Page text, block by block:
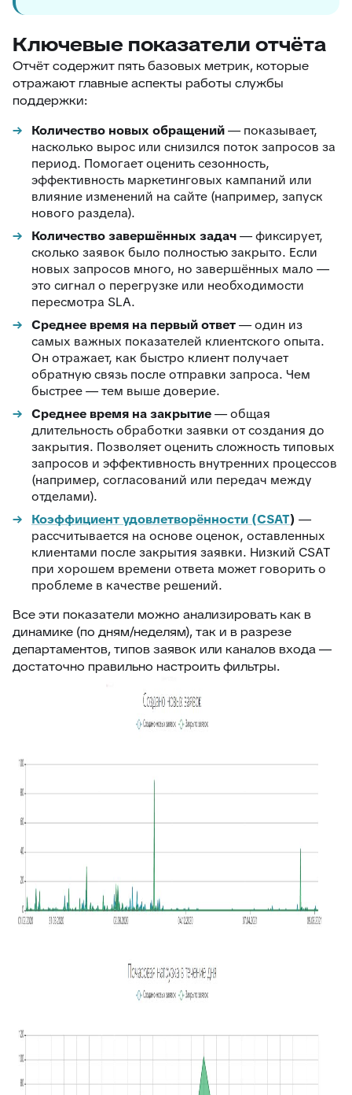
Ключевые показатели отчёта
Отчёт содержит пять базовых метрик, которые
отражают главные аспекты работы службы
поддержки:
Количество новых обращений— показывает,
насколько вырос или снизился поток запросов за
период. Помогает оценить сезонность,
эффективность маркетинговых кампаний или
влияние изменений на сайте (например, запуск
нового раздела).
Количество завершённых задач— фиксирует,
сколько заявок было полностью закрыто. Если
новых запросов много, но завершённых мало —
это сигнал о перегрузке или необходимости
пересмотра SLA.
Среднее время на первый ответ— один из
самых важных показателей клиентского опыта.
Он отражает, как быстро клиент получает
обратную связь после отправки запроса. Чем
быстрее — тем выше доверие.
Среднее время на закрытие— общая
длительность обработки заявки от создания до
закрытия. Позволяет оценить сложность типовых
запросов и эффективность внутренних процессов
(например, согласований или передач между
отделами).
Коэффициент удовлетворённости (CSAT) —
рассчитывается на основе оценок, оставленных
клиентами после закрытия заявки. Низкий CSAT
при хорошем времени ответа может говорить о
проблеме в качестве решений.
Все эти показатели можно анализировать как в
динамике (по дням/неделям), так и в разрезе
департаментов, типов заявок или каналов входа —
достаточно правильно настроить фильтры.